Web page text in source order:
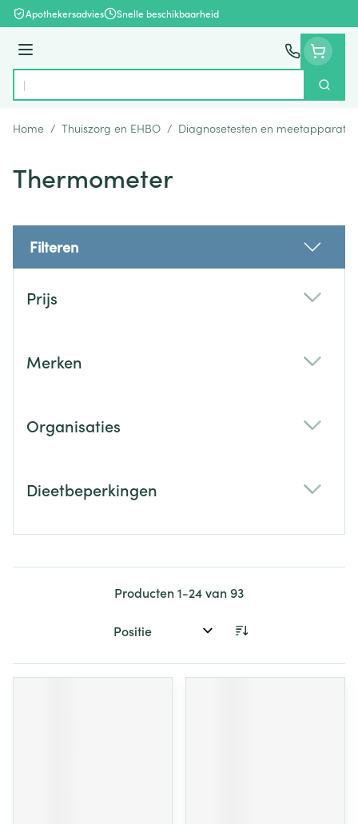
Ga naar de inhoud
Apothekersadvies Snelle beschikbaarheid
Menu
Product, merk, categorie...
Zoek
Home / Thuiszorg en EHBO / Diagnosetesten en
Thermometer
Filteren
Prijs
Merken
Organisaties
Dieetbeperkingen
Producten1-24van93
Sorteer op: